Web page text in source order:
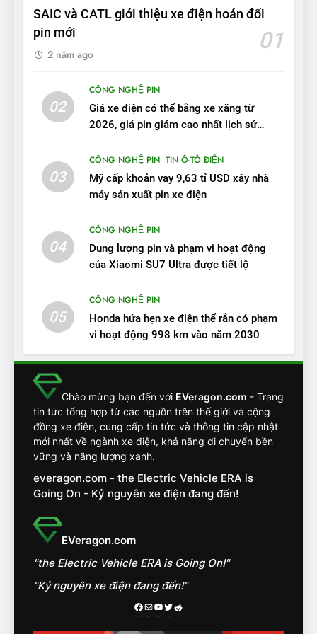
chất lượng tương xứng
ĐÁNH GIÁ XE
10
VinFast VF 7 tấm tắc: “Hơn
hẳn xe xăng”
ĐÁNH GIÁ XE
Người dùng nhận xét về
VinFast VF7: Độ hoàn thiện
đồng
12
VinFast VF7 – Mẫu xe cá
ĐÁNH GIÁ XE
Chuyên gia tiết lộ bài test
đối về an toàn trên VinFast
VF8
ĐÁNH GIÁ XE
14
VinFast VF7 đang bỏ xa
như thế nào?
ĐÁNH GIÁ XE
15
trên ngàn dặm đường
CÔNG NGHỆ AI, TỰ LÁI, ADAS,
ROBOTAXI
ĐÁNH GIÁ XE
SAIC và CATL giới thiệu xe điện hoán đổi
pin mới
01
2 năm ago
02
CÔNG NGHỆ PIN
Giá xe điện có thể bằng xe xăng từ
2026, giá pin giảm cao nhất lịch sử
03
CÔNG NGHỆ PIN TIN Ô-TÔ ĐIỆN
Mỹ cấp khoản vay 9,63 tỉ USD xây nhà
máy sản xuất pin xe điện
04
CÔNG NGHỆ PIN
Dung lượng pin và phạm vi hoạt động
của Xiaomi SU7 Ultra được tiết lộ
05
CÔNG NGHỆ PIN
Honda hứa hẹn xe điện thể rắn có phạm
vi hoạt động 998 km vào năm 2030
Chào mừng bạn đến với EVeragon.com - Trang
tin tức tổng hợp từ các nguồn trên thế giới và cộng
đồng xe điện, cung cấp tin tức và thông tin cập nhật
mới nhất về ngành xe điện, khả năng di chuyển bền
vững và năng lượng xanh.
everagon.com - the Electric Vehicle ERA is
Going On - Kỷ nguyên xe điện đang đến!
EVeragon.com
"the Electric Vehicle ERA is Going On!"
"Kỷ nguyên xe điện đang đến!"
Facebook
MailYoutube
Twitter